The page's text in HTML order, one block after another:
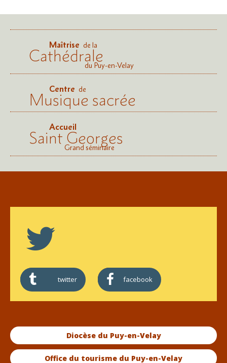
Maîtrise de la
Cathédraledu Puy-en-Velay
Centre de
Musique sacrée
Accueil
Saint Georges
Grand séminaire
twitter facebook
Diocèse du Puy-en-Velay
Office du tourisme du Puy-en-Velay